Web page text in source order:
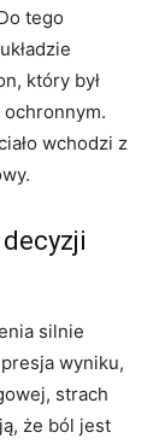
tego
który był
wchodzi z
silnie
wyniku,
strach
że ból jest